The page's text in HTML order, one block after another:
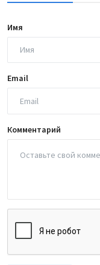
Имя
Email
Комментарий